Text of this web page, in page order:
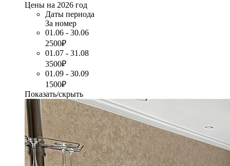
Цены на 2026 год
Даты периода
За номер
01.06 - 30.06
2500₽
01.07 - 31.08
3500₽
01.09 - 30.09
1500₽
Показать/скрыть